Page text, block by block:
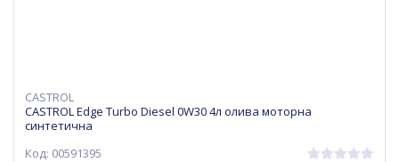
CASTROL
CASTROL Edge Turbo Diesel 0W30 4л олива моторна
синтетична
Код: 00591395